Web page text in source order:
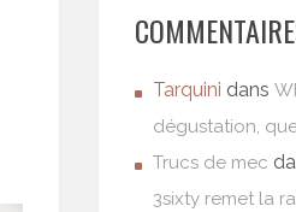
Tarquini dans
dégustation,
Trucs de mec
3sixty remet la